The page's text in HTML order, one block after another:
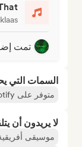
تمت
السمات التي
متوفر على Spotify
لا يريدون أن
موسيقى